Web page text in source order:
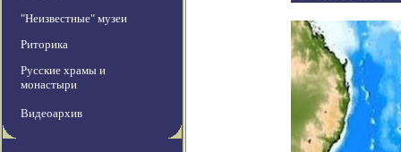
"Неизвестные" музеи
Риторика
Русские храмы и
монастыри
Видеоархив